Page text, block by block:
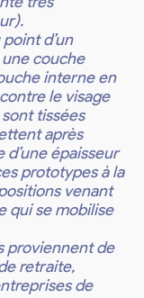
d’un
couche
interne en
le visage
tissées
après
épaisseur
prototypes à la
venant
qui se mobilise
proviennent de
retraite,
de